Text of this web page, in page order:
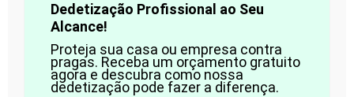
Dedetização Profissional ao Seu
Alcance!
Proteja sua casa ou empresa contra
pragas. Receba um orçamento gratuito
agora e descubra como nossa
dedetização pode fazer a diferença.